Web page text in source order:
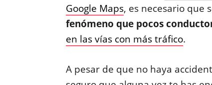
Google Maps, es necesario que
fenómeno que pocos
en las vías con más tráfico.
A pesar de que no haya